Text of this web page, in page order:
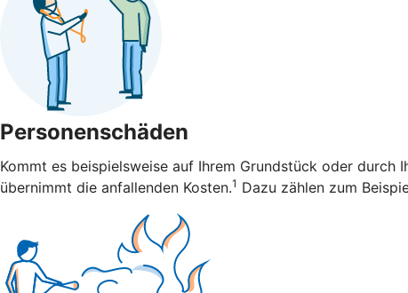
Personenschäden
Kommt es beispielsweise auf Ihrem Grundstück oder durch
übernimmt die anfallenden Kosten.1 Dazu zählen zum